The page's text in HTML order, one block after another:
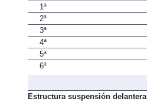
1ª
2ª
3ª
4ª
5ª
6ª
Estructura suspensión delantera